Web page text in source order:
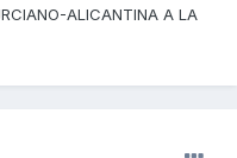
ALICANTINA A LA